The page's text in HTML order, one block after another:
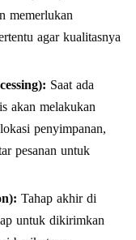
memerlukan
agar kualitasnya
Saat ada
akan melakukan
penyimpanan,
pesanan untuk
Tahap akhir di
untuk dikirimkan